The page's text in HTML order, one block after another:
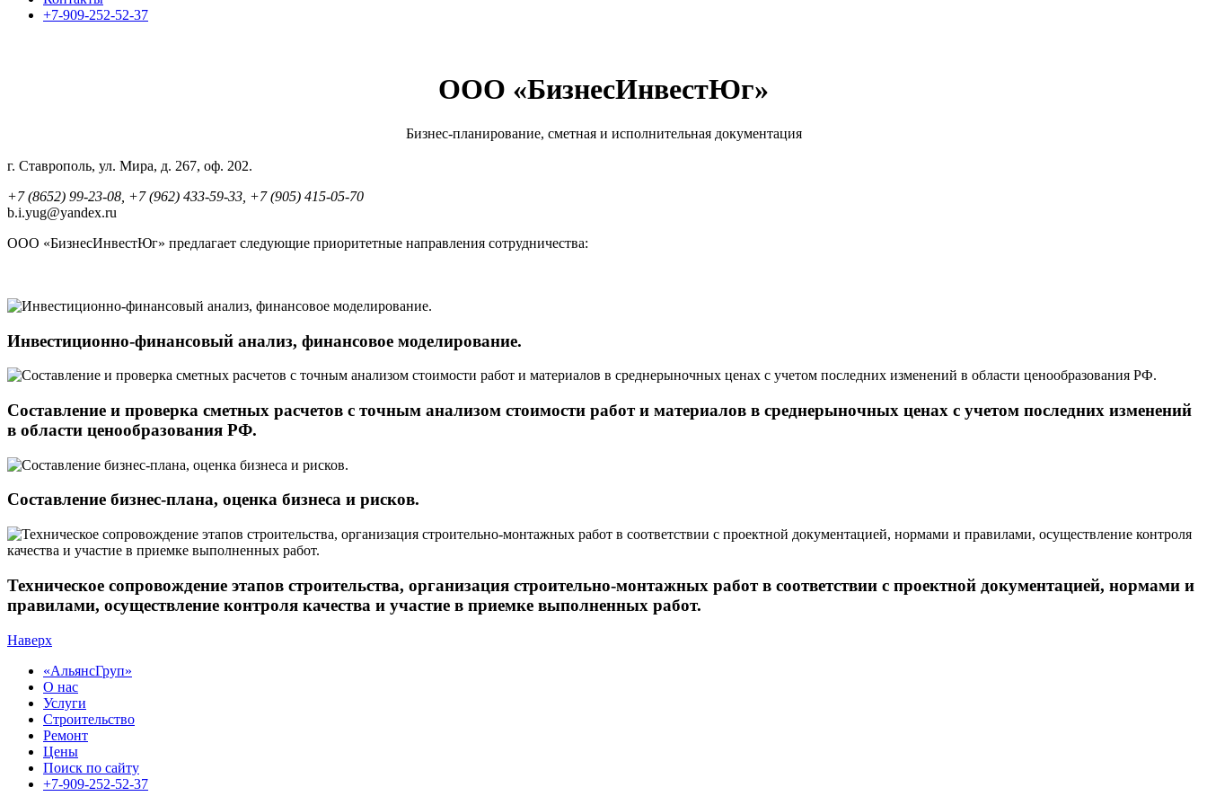
+7-909-252-52-37
ООО «БизнесИнвестЮг»
Бизнес-планирование, сметная и исполнительная документация
г. Ставрополь, ул. Мира, д. 267, оф. 202.
+7 (8652) 99-23-08 +7 (962) 433-59-33 +7 (905) 415-05-70
b.i.yug@yandex.ru
ООО «БизнесИнвестЮг» предлагает следующие приоритетные направления сотрудничества:
Инвестиционно-финансовый анализ, финансовое моделирование.
Составление и проверка сметных расчетов с точным анализом стоимости работ и материалов в среднерыночных ценах с учетом последних изменений
в области ценообразования РФ.
Составление бизнес-плана, оценка бизнеса и рисков.
Техническое сопровождение этапов строительства, организация строительно-монтажных работ в соответствии с проектной документацией, нормами и
правилами, осуществление контроля качества и участие в приемке выполненных работ.
Наверх
«АльянсГруп»
О нас
Услуги
Строительство
Ремонт
Цены
Поиск по сайту
+7-909-252-52-37